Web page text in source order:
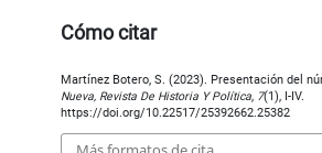
Cómo citar
Martínez Botero, S. (2023). Presentación del
Nueva, Revista De Historia Y Política, 7(1), I-IV.
https://doi.org/10.22517/25392662.25382